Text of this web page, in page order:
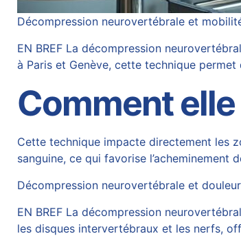
Décompression neurovertébrale et
EN BREF La décompression
à Paris et Genève, cette technique
Comment
Cette technique impacte directement les
sanguine, ce qui favorise l’acheminement
Décompression neurovertébrale et
EN BREF La décompression
les disques intervertébraux et les nerfs,